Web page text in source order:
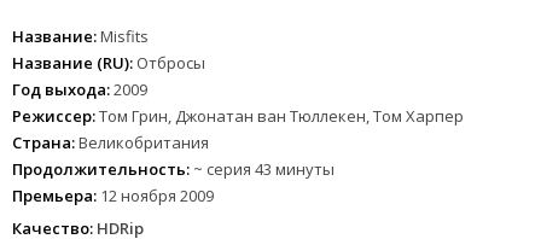
Название:Misfits
Название (RU): Отбросы
Год выхода:2009
Режиссер:Том Грин, Джонатан ван Тюллекен, Том Харпер
Страна:Великобритания
Продолжительность: ~ серия 43 минуты
Премьера: 12 ноября 2009
Качество: HDRip